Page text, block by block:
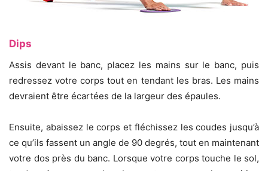
Dips
Assis devant le banc, placez les mains sur le banc, puis
redressez votre corps tout en tendant les bras. Les mains
devraient être écartées de la largeur des épaules.
Ensuite, abaissez le corps et fléchissez les coudes jusqu’à
ce qu’ils fassent un angle de 90 degrés, tout en maintenant
votre dos près du banc. Lorsque votre corps touche le sol,